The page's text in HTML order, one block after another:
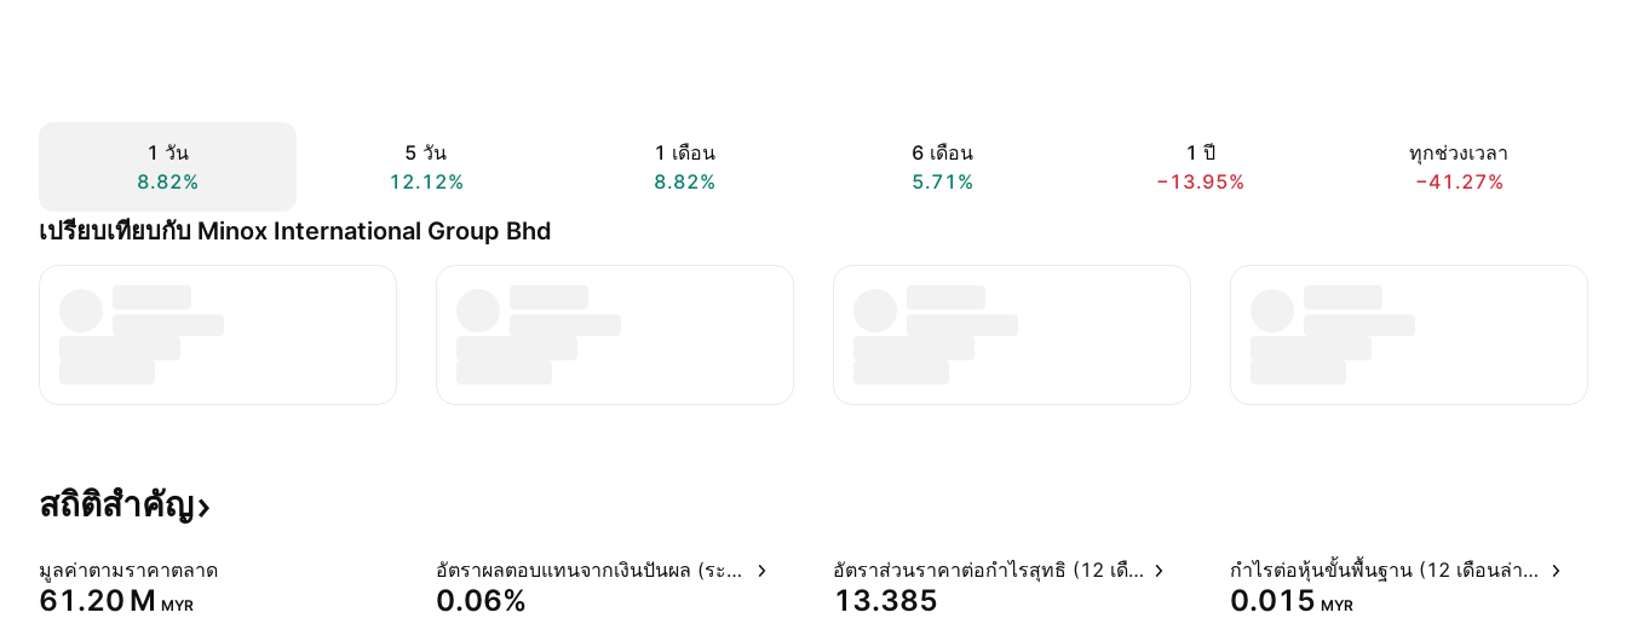
1 วัน
8.82%
5 วัน
12.12%
1 เดือน
8.82%
6 เดือน
5.71%
1 ปี
−13.95%
ทุกช่วงเวลา
−41.27%
เปรียบเทียบกับ Minox International Group Bhd
สถิติสำคัญ
มูลค่าตามราคาตลาด
‪61.20 M‬ MYR
อัตราผลตอบแทนจากเงินปันผล (ระบุไว้)
0.06%
อัตราส่วนราคาต่อกำไรสุทธิ (12 เดือนล่าสุด)
13.385
กำไรต่อหุ้นขั้นพื้นฐาน (12 เดือนล่าสุด)
0.015 MYR